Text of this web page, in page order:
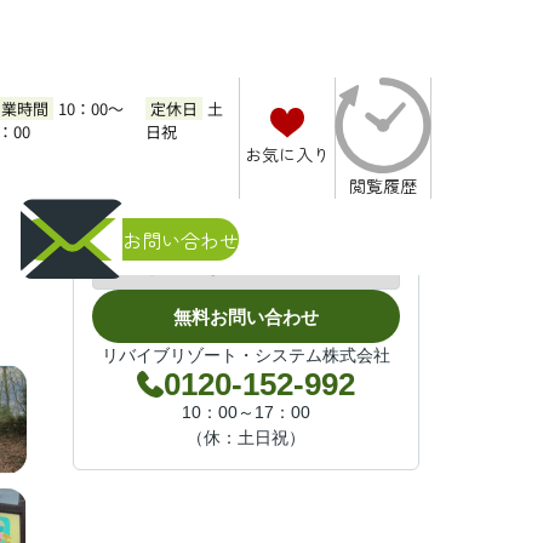
時間 10：00～
00
定休日 土
日祝
お問い合わせ
お気に入り
閲覧履歴
お気軽にお問い合わせください
無料お問い合わせ
リバイブリゾート・システム株式会社
0120-152-992
10：00～17：00
（休：土日祝）